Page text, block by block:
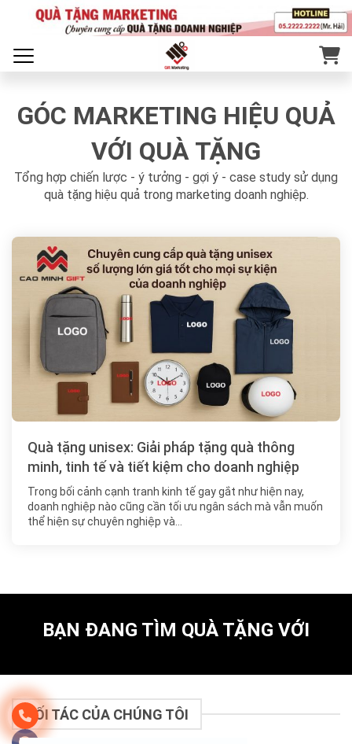
GÓC MARKETING HIỆU QUẢ
VỚI QUÀ TẶNG
Tổng hợp chiến lược - ý tưởng - gợi ý - case study sử dụng
quà tặng hiệu quả trong marketing doanh nghiệp.
Quà tặng unisex: Giải pháp tặng quà thông
minh, tinh tế và tiết kiệm cho doanh nghiệp
Trong bối cảnh cạnh tranh kinh tế gay gắt như hiện nay,
doanh nghiệp nào cũng cần tối ưu ngân sách mà vẫn muốn
thể hiện sự chuyên nghiệp và…
BẠN ĐANG TÌM QUÀ TẶNG VỚI
ĐỐI TÁC CỦA CHÚNG TÔI